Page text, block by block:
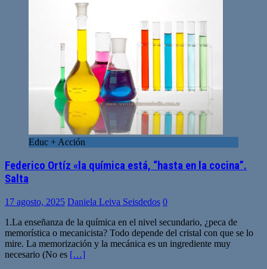
Educ + Acción
Federico Ortíz «la química está, “hasta en la cocina”.
Salta
17 agosto, 2025 Daniela Leiva Seisdedos 0
1.La enseñanza de la química en el nivel secundario, ¿peca de
memorística o mecanicista? Todo depende del cristal con que se lo
mire. La memorización y la mecánica es un ingrediente muy
necesario (No es […]